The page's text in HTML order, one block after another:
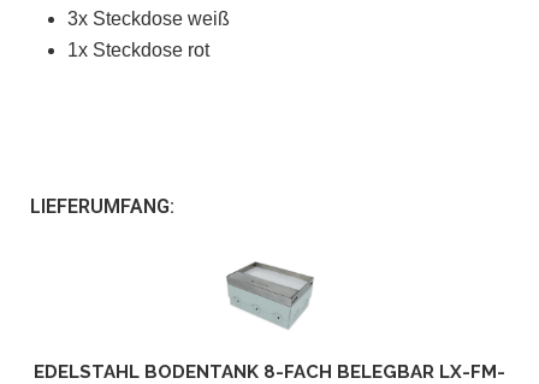
3x Steckdose weiß
1x Steckdose rot
LIEFERUMFANG:
EDELSTAHL BODENTANK 8-FACH BELEGBAR LX-FM-